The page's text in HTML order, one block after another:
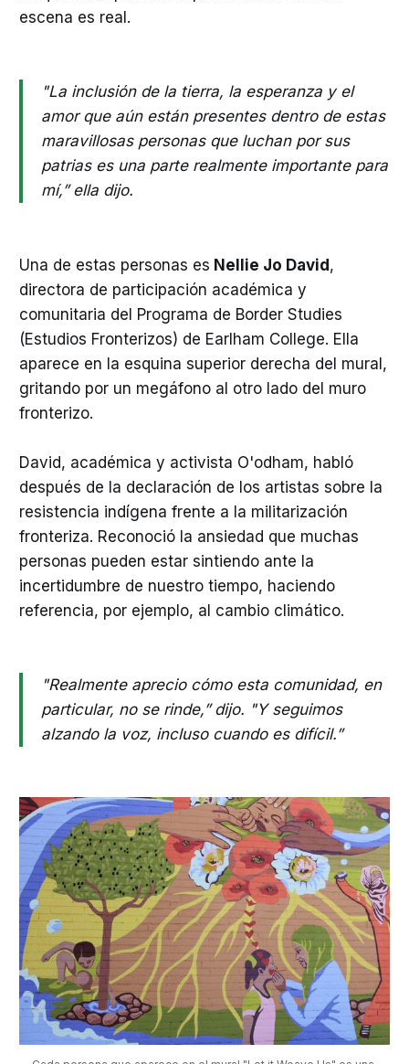
escena es real.
"La inclusión de la tierra, la esperanza y el
amor que aún están presentes dentro de estas
maravillosas personas que luchan por sus
patrias es una parte realmente importante para
mí,” ella dijo.
Una de estas personas es Nellie Jo David,
directora de participación académica y
comunitaria del Programa de Border Studies
(Estudios Fronterizos) de Earlham College. Ella
aparece en la esquina superior derecha del mural,
gritando por un megáfono al otro lado del muro
fronterizo.
David, académica y activista O'odham, habló
después de la declaración de los artistas sobre la
resistencia indígena frente a la militarización
fronteriza. Reconoció la ansiedad que muchas
personas pueden estar sintiendo ante la
incertidumbre de nuestro tiempo, haciendo
referencia, por ejemplo, al cambio climático.
"Realmente aprecio cómo esta comunidad, en
particular, no se rinde,” dijo. "Y seguimos
alzando la voz, incluso cuando es difícil.”